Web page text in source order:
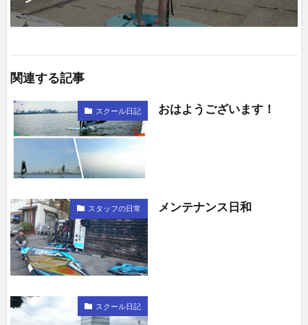
関連する記事
スクール日記 おはようございます！
スタッフの日常 メンテナンス日和
スクール日記